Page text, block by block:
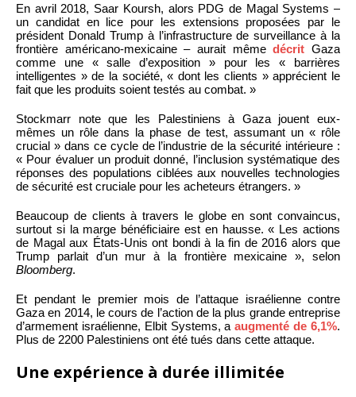
En avril 2018, Saar Koursh, alors PDG de Magal Systems –
un candidat en lice pour les extensions proposées par le
président Donald Trump à l’infrastructure de surveillance à la
frontière américano-mexicaine – aurait mêmedécrit Gaza
comme une « salle d’exposition » pour les « barrières
intelligentes » de la société, « dont les clients » apprécient le
fait que les produits soient testés au combat. »
Stockmarr note que les Palestiniens à Gaza jouent eux-
mêmes un rôle dans la phase de test, assumant un « rôle
crucial » dans ce cycle de l’industrie de la sécurité intérieure :
« Pour évaluer un produit donné, l’inclusion systématique des
réponses des populations ciblées aux nouvelles technologies
de sécurité est cruciale pour les acheteurs étrangers. »
Beaucoup de clients à travers le globe en sont convaincus,
surtout si la marge bénéficiaire est en hausse. « Les actions
de Magal aux États-Unis ont bondi à la fin de 2016 alors que
Trump parlait d’un mur à la frontière mexicaine », selon
Bloomberg.
Et pendant le premier mois de l’attaque israélienne contre
Gaza en 2014, le cours de l’action de la plus grande entreprise
d’armement israélienne, Elbit Systems, aaugmenté de 6,1%.
Plus de 2200 Palestiniens ont été tués dans cette attaque.
Une expérience à durée illimitée